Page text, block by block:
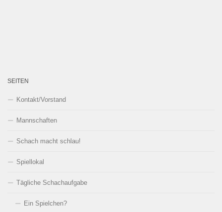
SEITEN
Kontakt/Vorstand
Mannschaften
Schach macht schlau!
Spiellokal
Tägliche Schachaufgabe
Ein Spielchen?